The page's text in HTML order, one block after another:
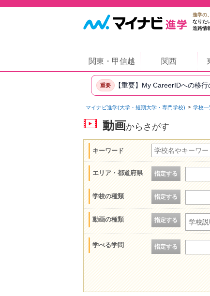
進学の
なりた
進路情
関東・甲信越 関西
重要 【重要】My CareerIDへの移
マイナビ進学(大学・短期大学・専門学校) 学校一
動画からさがす
キーワード
エリア・都道府県 指定する
学校の種類 指定する
動画の種類 指定する 学校説
学べる学問 指定する